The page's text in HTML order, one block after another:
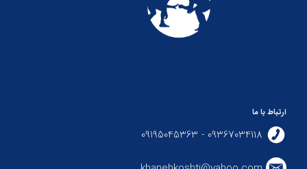
ارتباط با ما
09367034118 - 09195045363